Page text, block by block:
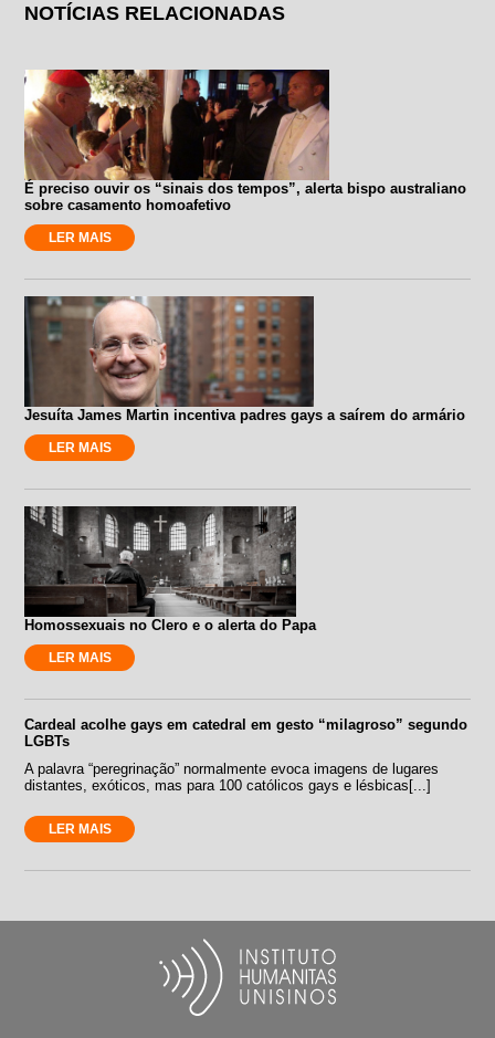
NOTÍCIAS RELACIONADAS
É preciso ouvir os “sinais dos tempos”, alerta bispo australiano
sobre casamento homoafetivo
LER MAIS
Jesuíta James Martin incentiva padres gays a saírem do armário
LER MAIS
Homossexuais no Clero e o alerta do Papa
LER MAIS
Cardeal acolhe gays em catedral em gesto “milagroso” segundo
LGBTs
A palavra “peregrinação” normalmente evoca imagens de lugares
distantes, exóticos, mas para 100 católicos gays e lésbicas[...]
LER MAIS